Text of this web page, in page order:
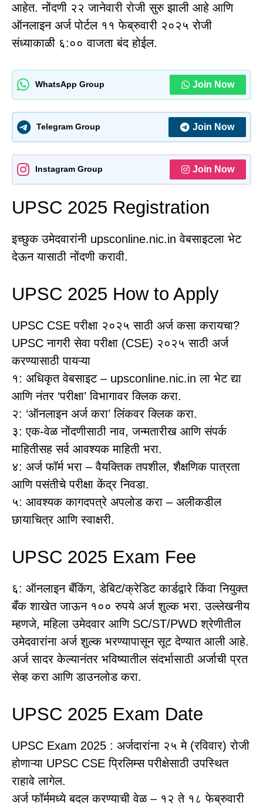
आहेत. नोंदणी २२ जानेवारी रोजी सुरु झाली आहे आणि
ऑनलाइन अर्ज पोर्टल ११ फेब्रुवारी २०२५ रोजी
संध्याकाळी ६:०० वाजता बंद होईल.
WhatsApp Group Join Now
Telegram Group Join Now
Instagram Group Join Now
UPSC 2025 Registration
इच्छुक उमेदवारांनी upsconline.nic.in वेबसाइटला भेट
देऊन यासाठी नोंदणी करावी.
UPSC 2025 How to Apply
UPSC CSE परीक्षा २०२५ साठी अर्ज कसा करायचा?
UPSC नागरी सेवा परीक्षा (CSE) २०२५ साठी अर्ज
करण्यासाठी पायऱ्या
१: अधिकृत वेबसाइट – upsconline.nic.in ला भेट द्या
आणि नंतर ‘परीक्षा’ विभागावर क्लिक करा.
२: ‘ऑनलाइन अर्ज करा’ लिंकवर क्लिक करा.
३: एक-वेळ नोंदणीसाठी नाव, जन्मतारीख आणि संपर्क
माहितीसह सर्व आवश्यक माहिती भरा.
४: अर्ज फॉर्म भरा – वैयक्तिक तपशील, शैक्षणिक पात्रता
आणि पसंतीचे परीक्षा केंद्र निवडा.
५: आवश्यक कागदपत्रे अपलोड करा – अलीकडील
छायाचित्र आणि स्वाक्षरी.
UPSC 2025 Exam Fee
६: ऑनलाइन बँकिंग, डेबिट/क्रेडिट कार्डद्वारे किंवा नियुक्त
बँक शाखेत जाऊन १०० रुपये अर्ज शुल्क भरा. उल्लेखनीय
म्हणजे, महिला उमेदवार आणि SC/ST/PWD श्रेणीतील
उमेदवारांना अर्ज शुल्क भरण्यापासून सूट देण्यात आली आहे.
अर्ज सादर केल्यानंतर भविष्यातील संदर्भासाठी अर्जाची प्रत
सेव्ह करा आणि डाउनलोड करा.
UPSC 2025 Exam Date
UPSC Exam 2025 : अर्जदारांना २५ मे (रविवार) रोजी
होणाऱ्या UPSC CSE प्रिलिम्स परीक्षेसाठी उपस्थित
राहावे लागेल.
अर्ज फॉर्ममध्ये बदल करण्याची वेळ – १२ ते १८ फेब्रुवारी